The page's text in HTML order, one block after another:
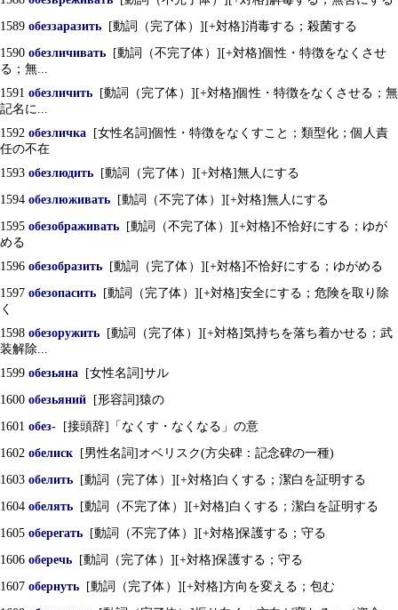
1589 обеззаразить [動詞（完了体）][+対格]消毒する；殺菌する
1590 обезличивать [動詞（不完了体）][+対格]個性・特徴をなくさせ
る；無...
1591 обезличить [動詞（完了体）][+対格]個性・特徴をなくさせる；無
記名に...
1592 обезличка [女性名詞]個性・特徴をなくすこと；類型化；個人責
任の不在
1593 обезлюдить [動詞（完了体）][+対格]無人にする
1594 обезлюживать [動詞（不完了体）][+対格]無人にする
1595 обезображивать [動詞（不完了体）][+対格]不恰好にする；ゆが
める
1596 обезобразить [動詞（完了体）][+対格]不恰好にする；ゆがめる
1597 обезопасить [動詞（完了体）][+対格]安全にする；危険を取り除
く
1598 обезоружить [動詞（完了体）][+対格]気持ちを落ち着かせる；武
装解除...
1599 обезьяна [女性名詞]サル
1600 обезьяний [形容詞]猿の
1601 обез- [接頭辞]「なくす・なくなる」の意
1602 обелиск [男性名詞]オベリスク(方尖碑：記念碑の一種)
1603 обелить [動詞（完了体）][+対格]白くする；潔白を証明する
1604 обелять [動詞（不完了体）][+対格]白くする；潔白を証明する
1605 оберегать [動詞（不完了体）][+対格]保護する；守る
1606 оберечь [動詞（完了体）][+対格]保護する；守る
1607 обернуть [動詞（完了体）][+対格]方向を変える；包む